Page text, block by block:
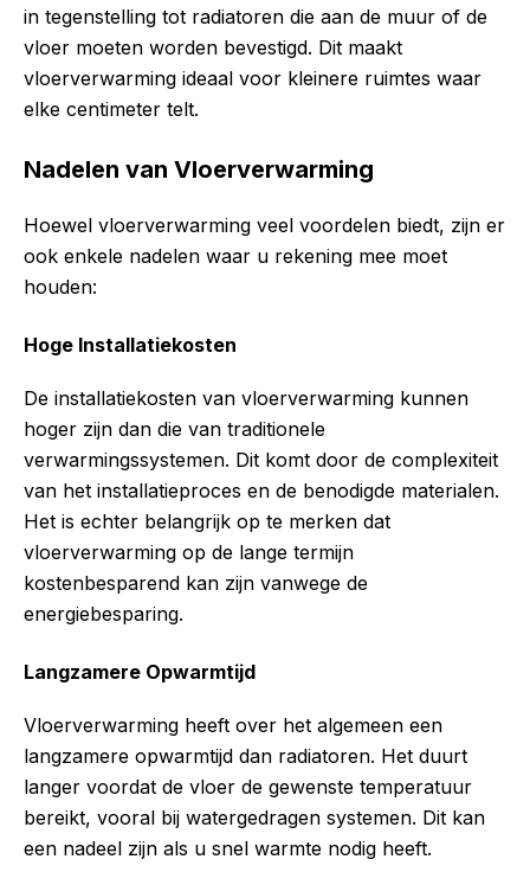
in tegenstelling tot radiatoren die aan de muur of de
vloer moeten worden bevestigd. Dit maakt
vloerverwarming ideaal voor kleinere ruimtes waar
elke centimeter telt.
Nadelen van Vloerverwarming
Hoewel vloerverwarming veel voordelen biedt, zijn er
ook enkele nadelen waar u rekening mee moet
houden:
Hoge Installatiekosten
De installatiekosten van vloerverwarming kunnen
hoger zijn dan die van traditionele
verwarmingssystemen. Dit komt door de complexiteit
van het installatieproces en de benodigde materialen.
Het is echter belangrijk op te merken dat
vloerverwarming op de lange termijn
kostenbesparend kan zijn vanwege de
energiebesparing.
Langzamere Opwarmtijd
Vloerverwarming heeft over het algemeen een
langzamere opwarmtijd dan radiatoren. Het duurt
langer voordat de vloer de gewenste temperatuur
bereikt, vooral bij watergedragen systemen. Dit kan
een nadeel zijn als u snel warmte nodig heeft.